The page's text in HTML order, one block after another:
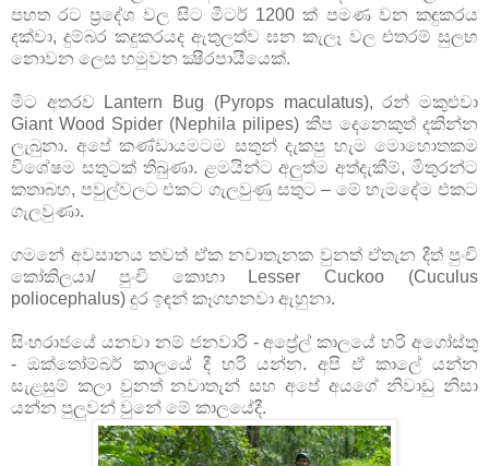
පහත රට ප්‍රදේශ වල සිට මීටර් 1200 ක් පමණ වන කඳුකරය
දක්වා, දුම්බර කදුකරයද ඇතුලත්ව ඝන කැලෑ වල එතරම් සුලභ
නොවන ලෙස හමුවන ක්‍ෂීරපායීයෙක්.
මීට අතරව Lantern Bug (Pyrops maculatus), රන් මකුළුවා
Giant Wood Spider (Nephila pilipes) කීප දෙනෙකුත් දකින්න
ලැබුනා. අපේ කණ්ඩායමටම සතුන් දැකපු හැම මොහොතකම
විශේෂම සතුටක් තිබුණා. ළමයින්ට අලුත්ම අත්දැකීම්, මිතුරන්ට
කතාබහ, පවුල්වලට එකට ගැලවුණු සතුට – මේ හැමදේම එකට
ගැලවුණා.
ගමනේ අවසානය තවත් ඒක නවාතැනක වුනත් ඒතැන දීත් පුංචි
කෝකිලයා/ පුංචි කොහා Lesser Cuckoo (Cuculus
poliocephalus) දුර ඉඳන් කෑගහනවා ඇහුනා.
සිංහරාජයේ යනවා නම් ජනවාරි - අප්‍රේල් කාලයේ හරි අගෝස්තු
- ඔක්තෝම්බර් කාලයේ දී හරි යන්න. අපි ඒ කාලේ යන්න
සැළසුම් කලා වුනත් නවාතැන් සහ අපේ අයගේ නිවාඩු නිසා‌
යන්න පුලුවන් වුනේ මේ කාලයේදී.